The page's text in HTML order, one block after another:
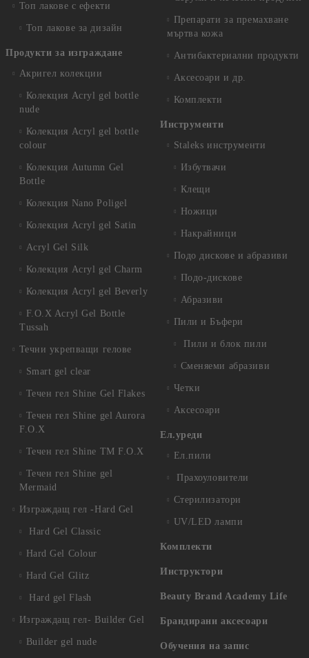
Топ лакове с ефекти
Топ лакове за дизайн
Продукти за изграждане
Акригел колекции
Колекция Acryl gel bottle
nude
Колекция Acryl gel bottle
colour
Колекция Autumn Gel
Bottle
Колекция Nano Poligel
Колекция Acryl gel Satin
Acryl Gel Silk
Колекция Acryl gel Charm
Колекция Acryl gel Beverly
F.O.X Acryl Gel Bottle
Tussah
Течни укрепващи гелове
Smart gel clear
Течен гел Shine Gel Flakes
Течен гел Shine gel Aurora
F.O.X
Течен гел Shine TM F.O.X
Течен гел Shine gel
Mermaid
Изграждащ гел -Hard Gel
Hard Gel Classic
Hard Gel Colour
Hard Gel Glitz
Hard gel Flash
Изграждащ гел- Builder Gel
Builder gel nude
Препарати за премахване
мъртва кожа
Антибактериални продукти
Аксесоари и др.
Комплекти
Инструменти
Staleks инструменти
Избутвачи
Клещи
Ножици
Накрайници
Подо дискове и абразиви
Подо-дискове
Абразиви
Пили и Бъфери
Пили и блок пили
Сменяеми абразиви
Четки
Аксесоари
Ел.уреди
Ел.пили
Прахоуловители
Стерилизатори
UV/LED лампи
Комплекти
Инструктори
Beauty Brand Academy Life
Брандирани аксесоари
Обучения на запис